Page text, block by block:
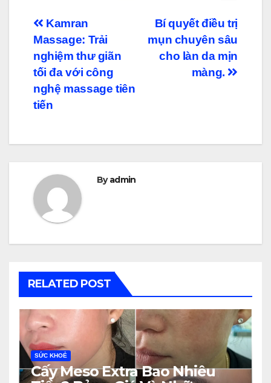
Điều
hướng
bài
viết
Bí quyết điều trị
mụn chuyên sâu
cho làn da mịn
màng.
Kamran
Massage: Trải
nghiệm thư giãn
tối đa với công
nghệ massage tiên
tiến
Byadmin
RELATED POST
SỨC KHOẺ
Cấy Meso Extra Bao Nhiêu